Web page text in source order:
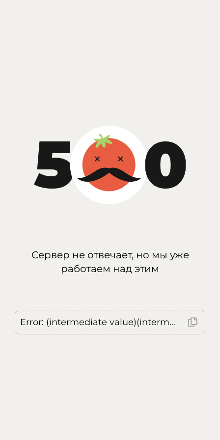
Сервер не отвечает, но мы уже
работаем над этим
Error: (intermediate value)(intermediate value)(intermediate value).replaceAll is not a function